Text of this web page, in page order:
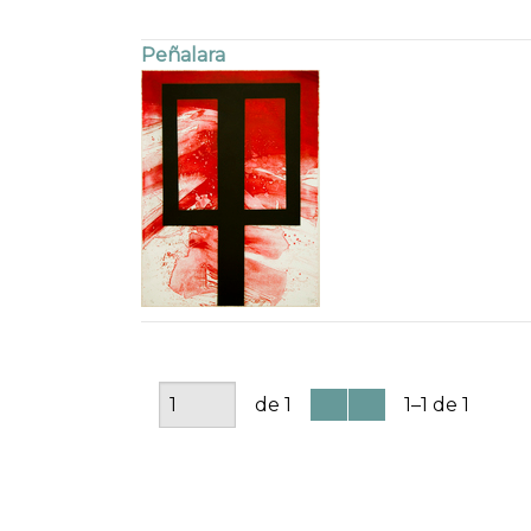
Peñalara
de 1 1–1 de 1